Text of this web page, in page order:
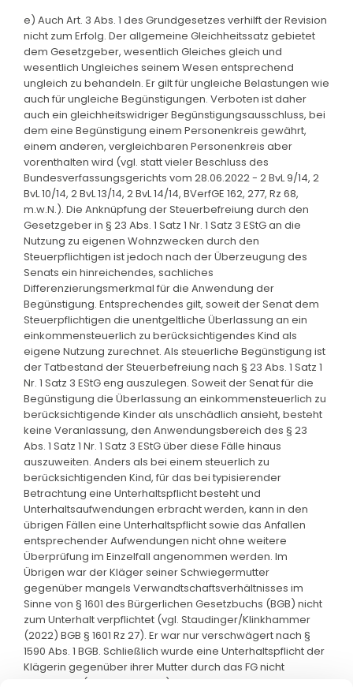
e) Auch Art. 3 Abs. 1 des Grundgesetzes verhilft der Revision
nicht zum Erfolg. Der allgemeine Gleichheitssatz gebietet
dem Gesetzgeber, wesentlich Gleiches gleich und
wesentlich Ungleiches seinem Wesen entsprechend
ungleich zu behandeln. Er gilt für ungleiche Belastungen wie
auch für ungleiche Begünstigungen. Verboten ist daher
auch ein gleichheitswidriger Begünstigungsausschluss, bei
dem eine Begünstigung einem Personenkreis gewährt,
einem anderen, vergleichbaren Personenkreis aber
vorenthalten wird (vgl. statt vieler Beschluss des
Bundesverfassungsgerichts vom 28.06.2022 - 2 BvL 9/14, 2
BvL 10/14, 2 BvL 13/14, 2 BvL 14/14, BVerfGE 162, 277, Rz 68,
m.w.N.). Die Anknüpfung der Steuerbefreiung durch den
Gesetzgeber in § 23 Abs. 1 Satz 1 Nr. 1 Satz 3 EStG an die
Nutzung zu eigenen Wohnzwecken durch den
Steuerpflichtigen ist jedoch nach der Überzeugung des
Senats ein hinreichendes, sachliches
Differenzierungsmerkmal für die Anwendung der
Begünstigung. Entsprechendes gilt, soweit der Senat dem
Steuerpflichtigen die unentgeltliche Überlassung an ein
einkommensteuerlich zu berücksichtigendes Kind als
eigene Nutzung zurechnet. Als steuerliche Begünstigung ist
der Tatbestand der Steuerbefreiung nach § 23 Abs. 1 Satz 1
Nr. 1 Satz 3 EStG eng auszulegen. Soweit der Senat für die
Begünstigung die Überlassung an einkommensteuerlich zu
berücksichtigende Kinder als unschädlich ansieht, besteht
keine Veranlassung, den Anwendungsbereich des § 23
Abs. 1 Satz 1 Nr. 1 Satz 3 EStG über diese Fälle hinaus
auszuweiten. Anders als bei einem steuerlich zu
berücksichtigenden Kind, für das bei typisierender
Betrachtung eine Unterhaltspflicht besteht und
Unterhaltsaufwendungen erbracht werden, kann in den
übrigen Fällen eine Unterhaltspflicht sowie das Anfallen
entsprechender Aufwendungen nicht ohne weitere
Überprüfung im Einzelfall angenommen werden. Im
Übrigen war der Kläger seiner Schwiegermutter
gegenüber mangels Verwandtschaftsverhältnisses im
Sinne von § 1601 des Bürgerlichen Gesetzbuchs (BGB) nicht
zum Unterhalt verpflichtet (vgl. Staudinger/Klinkhammer
(2022) BGB § 1601 Rz 27). Er war nur verschwägert nach §
1590 Abs. 1 BGB. Schließlich wurde eine Unterhaltspflicht der
Klägerin gegenüber ihrer Mutter durch das FG nicht
festgestellt (§ 118 Abs. 2 FGO).